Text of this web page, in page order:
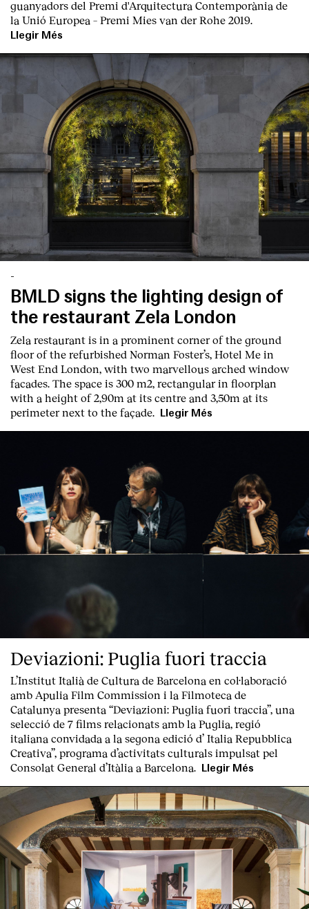
Index
guanyadors del Premi d'Arquitectura Contemporània de
la Unió Europea – Premi Mies van der Rohe 2019.
Llegir Més
-
BMLD signs the lighting design of
the restaurant Zela London
Zela restaurant is in a prominent corner of the ground
floor of the refurbished Norman Foster’s, Hotel Me in
West End London, with two marvellous arched window
facades. The space is 300 m2, rectangular in floorplan
with a height of 2,90m at its centre and 3,50m at its
perimeter next to the façade.
Llegir Més
Deviazioni: Puglia fuori traccia
L’Institut Italià de Cultura de Barcelona en col·laboració
amb Apulia Film Commission i la Filmoteca de
Catalunya presenta “Deviazioni: Puglia fuori traccia”, una
selecció de 7 films relacionats amb la Puglia, regió
italiana convidada a la segona edició d’ Italia Repubblica
Creativa”, programa d’activitats culturals impulsat pel
Consolat General d’Itàlia a Barcelona.
Llegir Més